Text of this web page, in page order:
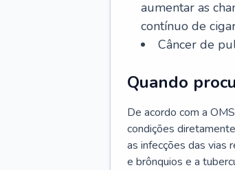
aumentar as
contínuo de
Câncer de
Quando
De acordo com a
condições
as infecções das vias
e brônquios e a